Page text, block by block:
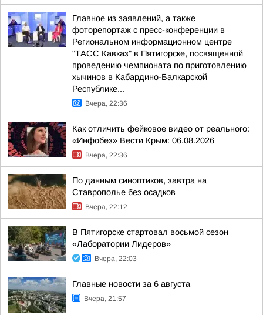
Главное из заявлений, а также
фоторепортаж с пресс-конференции в
Региональном информационном центре
"ТАСС Кавказ" в Пятигорске, посвященной
проведению чемпионата по приготовлению
хычинов в Кабардино-Балкарской
Республике...
Вчера, 22:36
Как отличить фейковое видео от реального:
«Инфобез» Вести Крым: 06.08.2026
Вчера, 22:36
По данным синоптиков, завтра на
Ставрополье без осадков
Вчера, 22:12
В Пятигорске стартовал восьмой сезон
«Лаборатории Лидеров»
Вчера, 22:03
Главные новости за 6 августа
Вчера, 21:57